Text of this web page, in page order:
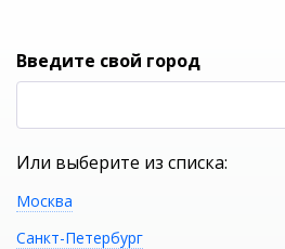
Введите свой город
Или выберите из списка:
Москва
Санкт-Петербург